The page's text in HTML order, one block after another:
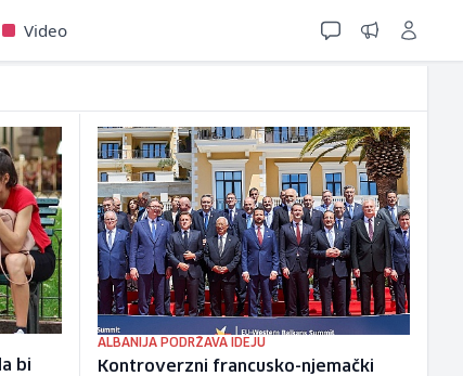
Video
bi
ALBANIJA PODRŽAVA IDEJU
Kontroverzni francusko-njemački